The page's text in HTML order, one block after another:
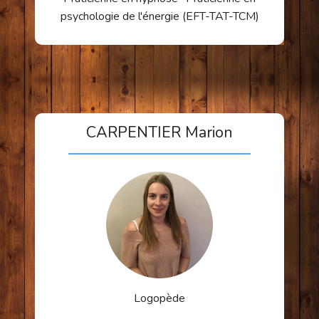
psychologie de l'énergie (EFT-TAT-TCM)
CARPENTIER Marion
Logopède
En savoir plus